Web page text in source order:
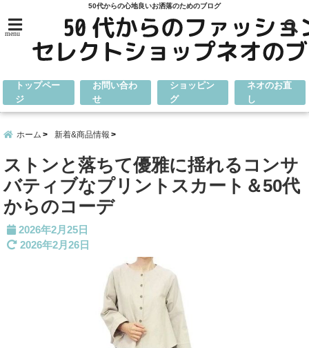
50代からの心地良いお洒落のためのブログ
menu
トップペー
ジ
お問い合わ
せ
ショッピン
グ
ネオのお直
し
ホーム 新着&商品情報
ストンと落ちて優雅に揺れるコンサ
バティブなプリントスカート＆50代
からのコーデ
2026年2月25日
2026年2月26日